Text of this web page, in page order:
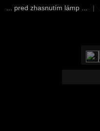
... pred zhasnutím lámp ... |